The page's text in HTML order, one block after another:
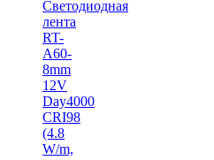
Светодиодная
лента
RT-
A60-
8mm
12V
Day4000
CRI98
(4.8
W/m,